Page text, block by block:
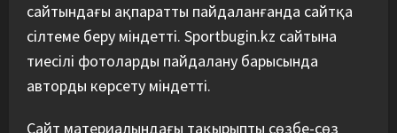
сайтындағы ақпаратты пайдаланғанда сайтқа
сілтеме беру міндетті. Sportbugin.kz сайтына
тиесілі фотоларды пайдалану барысында
авторды көрсету міндетті.
Сайт материалындағы тақырыпты сөзбе-сөз